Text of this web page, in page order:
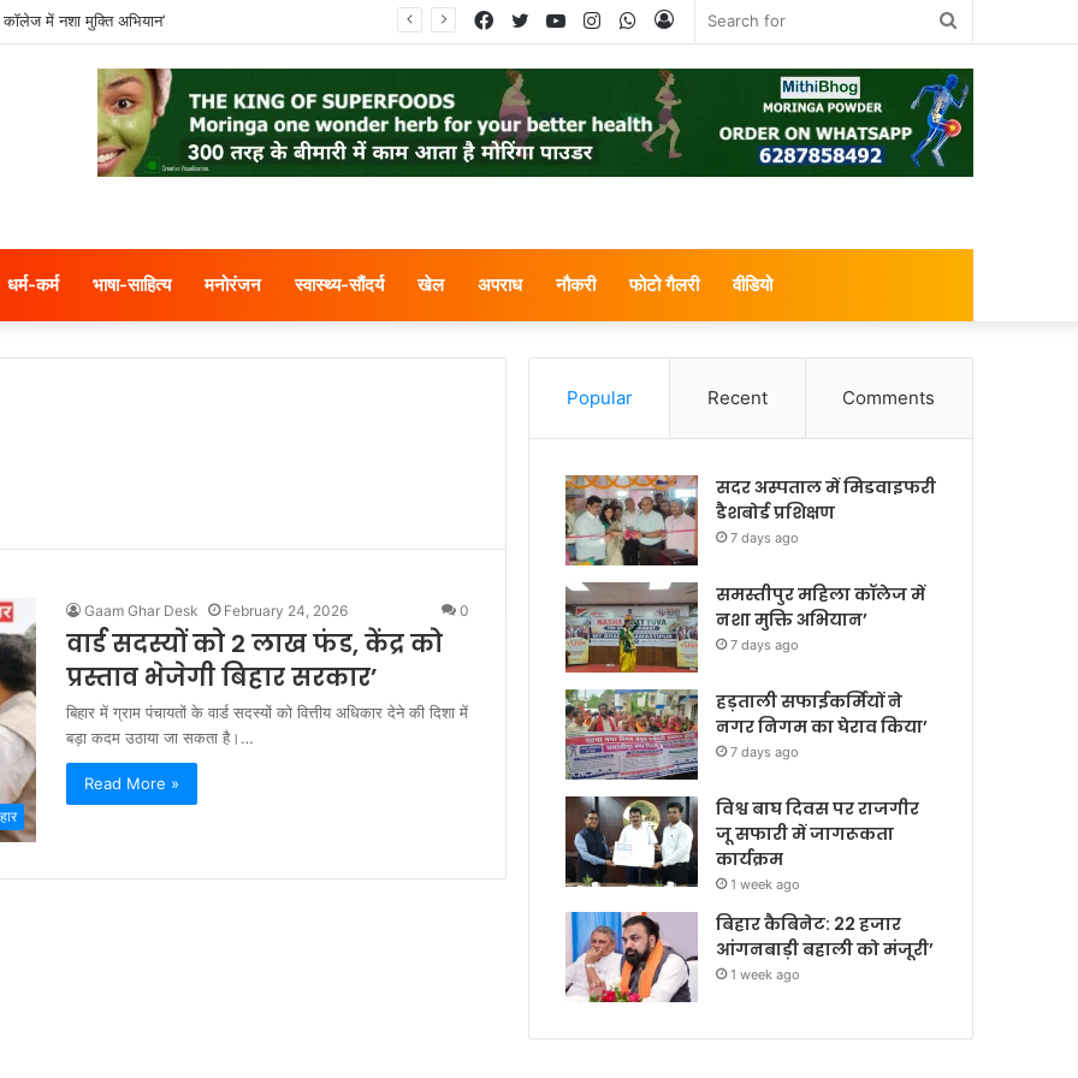
कॉलेज में नशा मुक्ति अभियान’
Log
WhatsApp
Instagram
YouTube
Twitter
Facebook
धर्म-कर्म भाषा-साहित्य मनोरंजन स्वास्थ्य-सौंदर्य खेल अपराध नौकरी फोटो गैलरी वीडियो
Gaam Ghar Desk February 24, 2026 0
वार्ड सदस्यों को 2 लाख फंड, केंद्र को
प्रस्ताव भेजेगी बिहार सरकार’
बिहार में ग्राम पंचायतों के वार्ड सदस्यों को वित्तीय अधिकार देने की दिशा में
बड़ा कदम उठाया जा सकता है।…
Read More »
Popular Recent Comments
सदर अस्पताल में मिडवाइफरी
डैशबोर्ड प्रशिक्षण
7 days ago
समस्तीपुर महिला कॉलेज में
नशा मुक्ति अभियान’
7 days ago
हड़ताली सफाईकर्मियों ने
नगर निगम का घेराव किया’
7 days ago
विश्व बाघ दिवस पर राजगीर
जू सफारी में जागरूकता
कार्यक्रम
1 week ago
बिहार कैबिनेट: 22 हजार
आंगनबाड़ी बहाली को मंजूरी’
1 week ago